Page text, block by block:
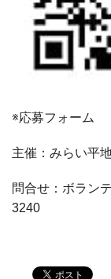
※応募フォーム
主催：みらい平
問合せ：ボラン
3240